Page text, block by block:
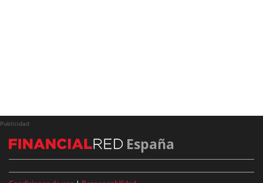
Publicidad
España